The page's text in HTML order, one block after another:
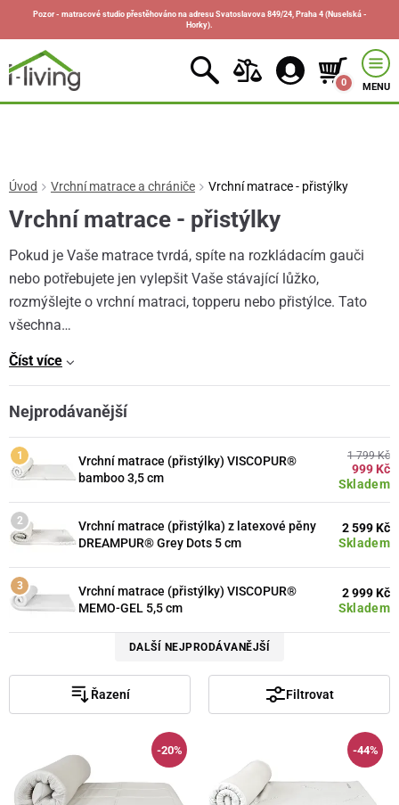
Pozor - matracové studio přestěhováno na adresu Svatoslavova 849/24, Praha 4 (Nuselská -
Horky).
0 MENU
Úvod Vrchní matrace a chrániče Vrchní matrace - přistýlky
Vrchní matrace - přistýlky
Pokud je Vaše matrace tvrdá, spíte na rozkládacím gauči
nebo potřebujete jen vylepšit Vaše stávající lůžko,
rozmýšlejte o vrchní matraci, topperu nebo přistýlce. Tato
všechna…
Číst více
Nejprodávanější
Vrchní matrace (přistýlky) VISCOPUR®
bamboo 3,5 cm
Skladem
1 799 Kč
999 Kč
Vrchní matrace (přistýlka) z latexové pěny
DREAMPUR® Grey Dots 5 cm
Skladem
2 599 Kč
Vrchní matrace (přistýlky) VISCOPUR®
MEMO-GEL 5,5 cm
Skladem
2 999 Kč
DALŠÍ NEJPRODÁVANĚJŠÍ
Řazení Filtrovat
-20% -44%